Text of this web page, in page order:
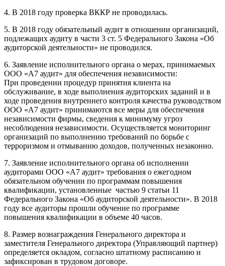
4. В 2018 году проверка ВККР не проводилась.
5. В 2018 году обязательный аудит в отношении организаций,
подлежащих аудиту в части 3 ст. 5 Федерального Закона «Об
аудиторской деятельности» не проводился.
6. Заявление исполнительного органа о мерах, принимаемых
ООО «А7 аудит» для обеспечения независимости:
При проведении процедур принятия клиента на
обслуживание, в ходе выполнения аудиторских заданий и в
ходе проведения внутреннего контроля качества руководством
ООО «А7 аудит» принимаются все меры для обеспечения
независимости фирмы, сведения к минимуму угроз
несоблюдения независимости. Осуществляется мониторинг
организаций по выполнению требований по борьбе с
терроризмом и отмыванию доходов, полученных незаконно.
7. Заявление исполнительного органа об исполнении
аудиторами ООО «А7 аудит» требования о ежегодном
обязательном обучении по программам повышения
квалификации, установленные частью 9 статьи 11
Федерального Закона «Об аудиторской деятельности». В 2018
году все аудиторы прошли обучение по программе
повышения квалификации в объеме 40 часов.
8. Размер вознаграждения Генерального директора и
заместителя Генерального директора (Управляющий партнер)
определяется окладом, согласно штатному расписанию и
зафиксирован в трудовом договоре.